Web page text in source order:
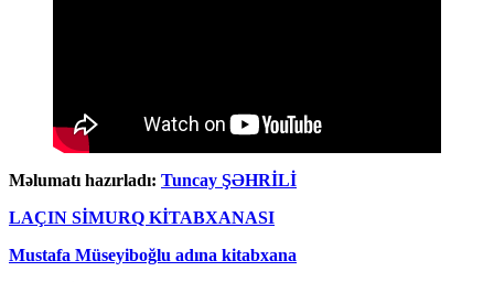
Məlumatı hazırladı: Tuncay ŞƏHRİLİ
LAÇIN SİMURQ KİTABXANASI
Mustafa Müseyiboğlu adına kitabxana